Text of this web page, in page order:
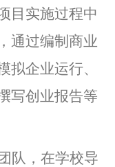
目实施过程中
通过编制商业
拟企业运行、
写创业报告等
队，在学校导